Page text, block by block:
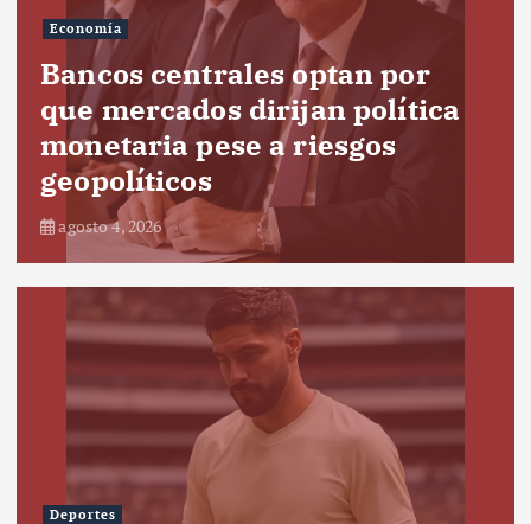
Economía
Bancos centrales optan por
que mercados dirijan política
monetaria pese a riesgos
geopolíticos
agosto 4, 2026
Deportes